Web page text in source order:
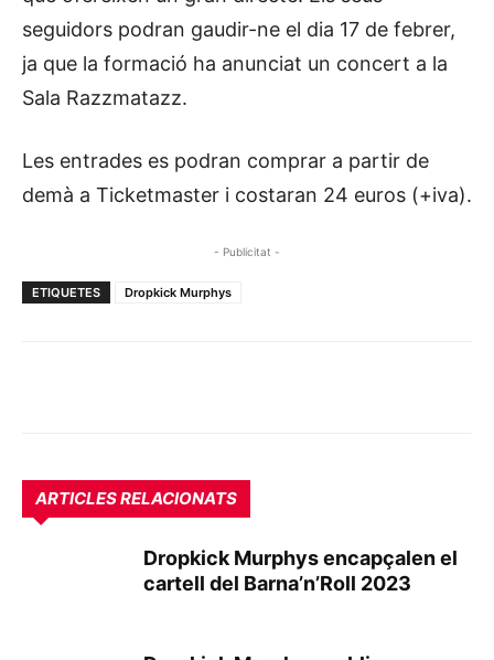
seguidors podran gaudir-ne el dia 17 de febrer,
ja que la formació ha anunciat un concert a la
Sala Razzmatazz.
Les entrades es podran comprar a partir de
demà a Ticketmaster i costaran 24 euros (+iva).
- Publicitat -
ETIQUETES Dropkick Murphys
ARTICLES RELACIONATS
Dropkick Murphys encapçalen el
cartell del Barna’n’Roll 2023